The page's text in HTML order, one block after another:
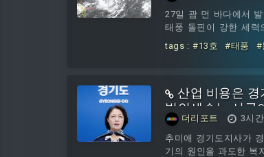
코인 트러스트, 피델리
리진 비트코인 펀드, 비
트코인 ETF, 아크 21셰
ETF, 디파이언스 데일리
예상경로!
27일 괌 먼 바다에서
태풍 돌핀이 강한 세력
키나와 해상을 따라
다.13호 태풍 돌핀은 8
tags : #13호 #태풍 #
산업 비용은 경
법인세수는 시군
애가 꺼낸 지방세
론
더리포트
3시
추미애 경기도지사가
기의 원인을 과도한 복